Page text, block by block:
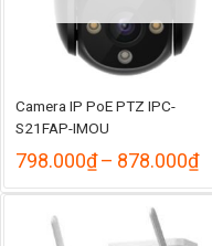
Camera IP PoE PTZ IPC-
S21FAP-IMOU
798.000₫– 878.000₫